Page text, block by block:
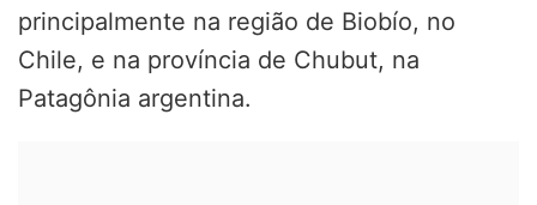
principalmente na região de Biobío, no
Chile, e na província de Chubut, na
Patagônia argentina.